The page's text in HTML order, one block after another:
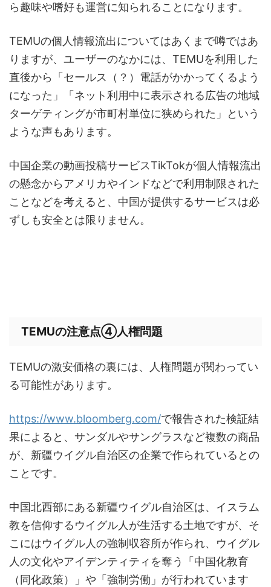
ら趣味や嗜好も運営に知られることになります。
TEMUの個人情報流出についてはあくまで噂ではあ
りますが、ユーザーのなかには、TEMUを利用した
直後から「セールス（？）電話がかかってくるよう
になった」「ネット利用中に表示される広告の地域
ターゲティングが市町村単位に狭められた」という
ような声もあります。
中国企業の動画投稿サービスTikTokが個人情報流出
の懸念からアメリカやインドなどで利用制限された
ことなどを考えると、中国が提供するサービスは必
ずしも安全とは限りません。
TEMUの注意点④人権問題
TEMUの激安価格の裏には、人権問題が関わってい
る可能性があります。
https://www.bloomberg.com/で報告された検証結
果によると、サンダルやサングラスなど複数の商品
が、新疆ウイグル自治区の企業で作られているとの
ことです。
中国北西部にある新疆ウイグル自治区は、イスラム
教を信仰するウイグル人が生活する土地ですが、そ
こにはウイグル人の強制収容所が作られ、ウイグル
人の文化やアイデンティティを奪う「中国化教育
（同化政策）」や「強制労働」が行われています